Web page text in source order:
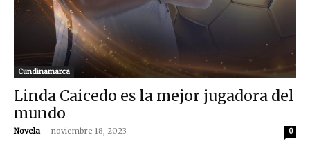
Cundinamarca
Linda Caicedo es la mejor jugadora del
mundo
Novela - noviembre 18, 2023 0